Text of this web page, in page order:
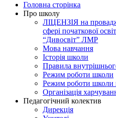
Головна сторінка
Про школу
ЛІЦЕНЗІЯ на
сфері початкової
“Дивосвіт” ЛМР
Мова навчання
Історія школи
Правила
Режим роботи школи
Режим роботи школи
Організація
Педагогічний колектив
Дирекція